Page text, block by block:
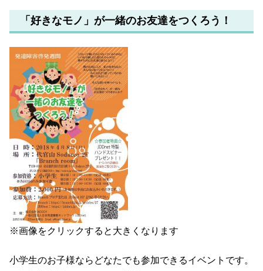
「好きなモノ」が一緒のお友達をつくろう！
※画像をクリックすると大きくなります
小学生のお子様ならどなたでも参加できるイベントです。